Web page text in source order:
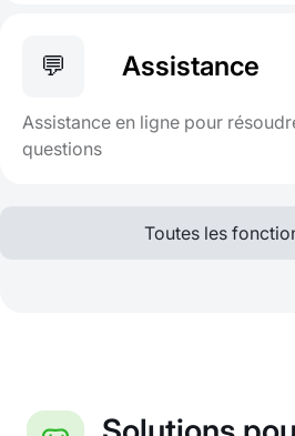
💬 Assistance
Assistance en ligne pour
questions
Toutes les